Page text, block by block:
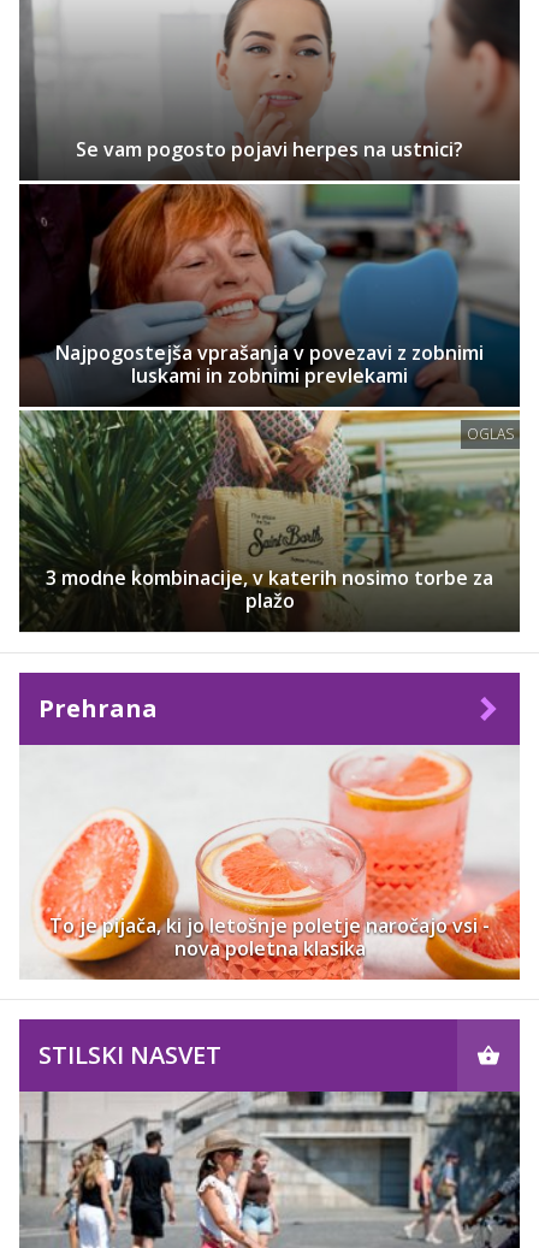
Se vam pogosto pojavi herpes na ustnici?
Najpogostejša vprašanja v povezavi z zobnimi
luskami in zobnimi prevlekami
OGLAS
3 modne kombinacije, v katerih nosimo torbe za
plažo
Prehrana
To je pijača, ki jo letošnje poletje naročajo vsi -
nova poletna klasika
STILSKI NASVET